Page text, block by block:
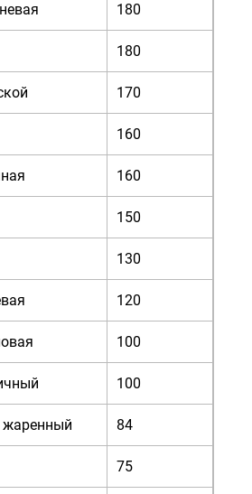
180
180
170
160
160
150
130
120
100
100
жаренный 84
75